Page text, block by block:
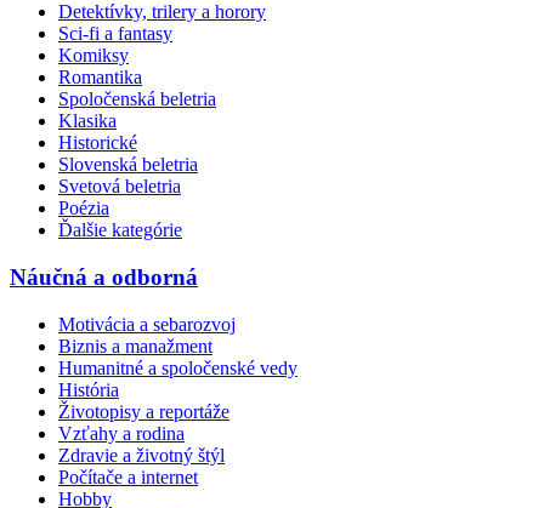
Detektívky, trilery a horory
Sci-fi a fantasy
Komiksy
Romantika
Spoločenská beletria
Klasika
Historické
Slovenská beletria
Svetová beletria
Poézia
Ďalšie kategórie
Náučná a odborná
Motivácia a sebarozvoj
Biznis a manažment
Humanitné a spoločenské vedy
História
Životopisy a reportáže
Vzťahy a rodina
Zdravie a životný štýl
Počítače a internet
Hobby